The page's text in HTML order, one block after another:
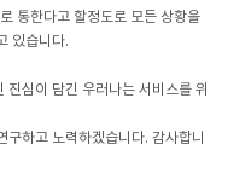
통한다고 할정도로 모든 상황을
있습니다.
심이 담긴 우러나는 서비스를 위
하고 노력하겠습니다. 감사합니